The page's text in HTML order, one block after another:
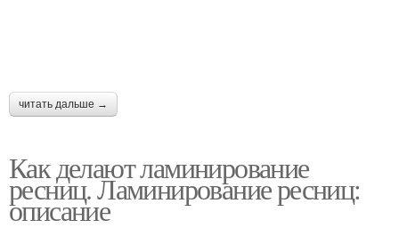
читать дальше →
Как делают ламинирование
ресниц. Ламинирование ресниц:
описание